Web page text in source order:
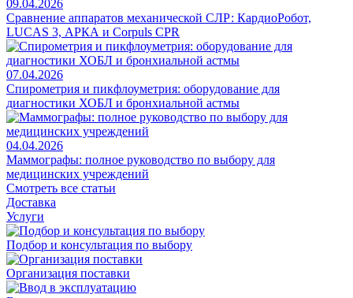
09.04.2026
Сравнение аппаратов механической СЛР: КардиоРобот,
LUCAS 3, АРКА и Corpuls CPR
07.04.2026
Спирометрия и пикфлоуметрия: оборудование для
диагностики ХОБЛ и бронхиальной астмы
04.04.2026
Маммографы: полное руководство по выбору для
медицинских учреждений
Смотреть все статьи
Доставка
Услуги
Подбор и консультация по выбору
Организация поставки